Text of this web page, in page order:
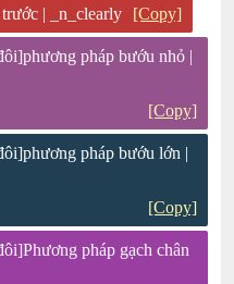
| _n_clearly [Copy]
pháp bướu nhỏ |
[Copy]
pháp bướu lớn |
[Copy]
pháp gạch chân